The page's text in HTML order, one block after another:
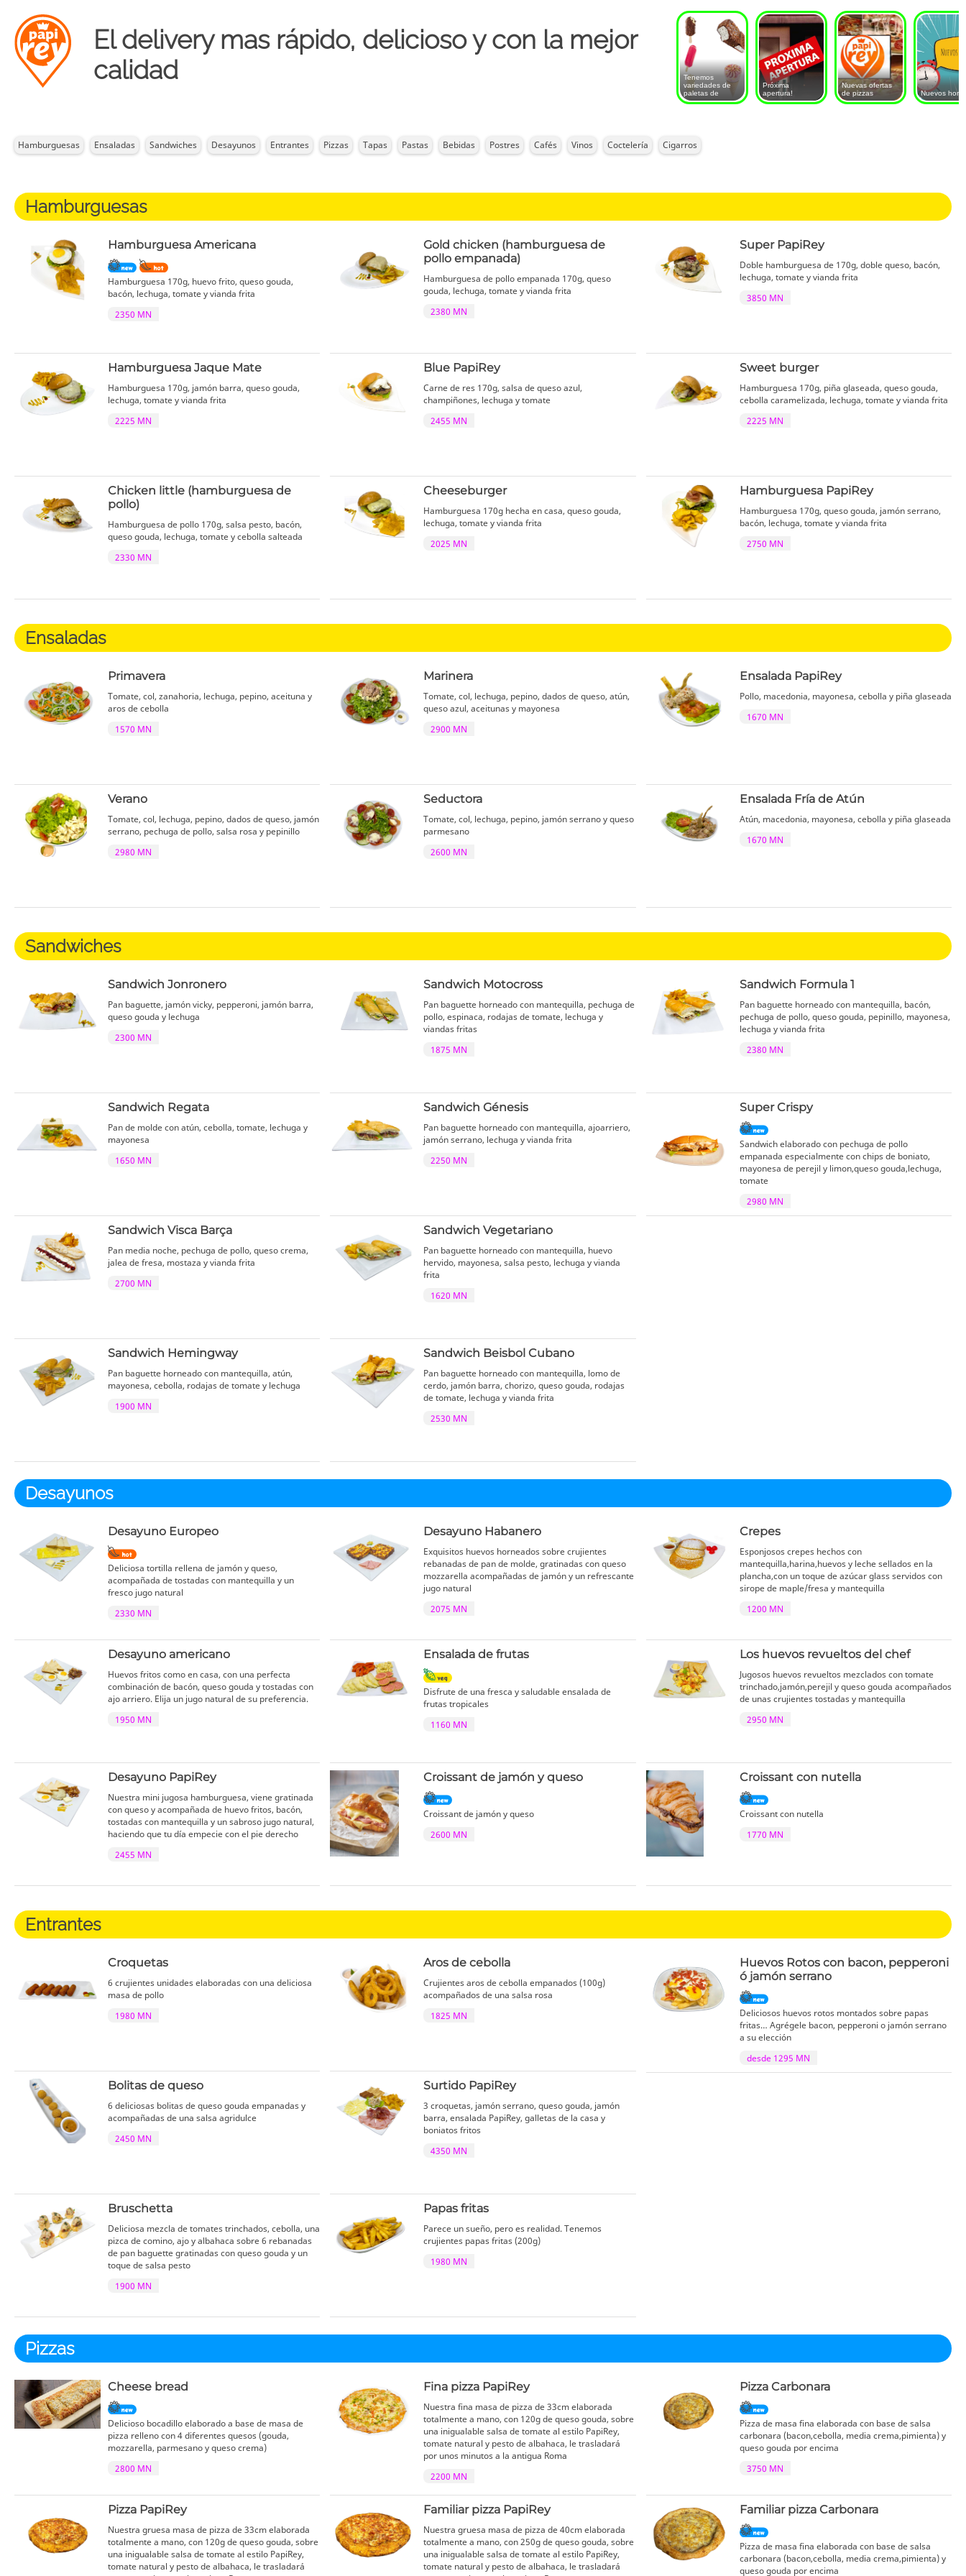
Tenemos
variedades de
paletas de
Próxima
apertura!
Nuevas ofertas
de pizzas
Nuevos
El delivery mas rápido, delicioso y con la mejor
calidad
Hamburguesas Ensaladas Sandwiches Desayunos Entrantes Pizzas Tapas Pastas Bebidas Postres Cafés Vinos Coctelería Cigarros
Hamburguesas
Hamburguesa Americana
Hamburguesa 170g, huevo frito, queso gouda,
bacón, lechuga, tomate y vianda frita
2350 MN
Hamburguesa Jaque Mate
Hamburguesa 170g, jamón barra, queso gouda,
lechuga, tomate y vianda frita
2225 MN
Chicken little (hamburguesa de
pollo)
Hamburguesa de pollo 170g, salsa pesto, bacón,
queso gouda, lechuga, tomate y cebolla salteada
2330 MN
Gold chicken (hamburguesa de
pollo empanada)
Hamburguesa de pollo empanada 170g, queso
gouda, lechuga, tomate y vianda frita
2380 MN
Blue PapiRey
Carne de res 170g, salsa de queso azul,
champiñones, lechuga y tomate
2455 MN
Cheeseburger
Hamburguesa 170g hecha en casa, queso gouda,
lechuga, tomate y vianda frita
2025 MN
Super PapiRey
Doble hamburguesa de 170g, doble queso, bacón,
lechuga, tomate y vianda frita
3850 MN
Sweet burger
Hamburguesa 170g, piña glaseada, queso gouda,
cebolla caramelizada, lechuga, tomate y vianda frita
2225 MN
Hamburguesa PapiRey
Hamburguesa 170g, queso gouda, jamón serrano,
bacón, lechuga, tomate y vianda frita
2750 MN
Ensaladas
Primavera
Tomate, col, zanahoria, lechuga, pepino, aceituna y
aros de cebolla
1570 MN
Verano
Tomate, col, lechuga, pepino, dados de queso, jamón
serrano, pechuga de pollo, salsa rosa y pepinillo
2980 MN
Marinera
Tomate, col, lechuga, pepino, dados de queso, atún,
queso azul, aceitunas y mayonesa
2900 MN
Seductora
Tomate, col, lechuga, pepino, jamón serrano y queso
parmesano
2600 MN
Ensalada PapiRey
Pollo, macedonia, mayonesa, cebolla y piña glaseada
1670 MN
Ensalada Fría de Atún
Atún, macedonia, mayonesa, cebolla y piña glaseada
1670 MN
Sandwiches
Sandwich Jonronero
Pan baguette, jamón vicky, pepperoni, jamón barra,
queso gouda y lechuga
2300 MN
Sandwich Regata
Pan de molde con atún, cebolla, tomate, lechuga y
mayonesa
1650 MN
Sandwich Visca Barça
Pan media noche, pechuga de pollo, queso crema,
jalea de fresa, mostaza y vianda frita
2700 MN
Sandwich Hemingway
Pan baguette horneado con mantequilla, atún,
mayonesa, cebolla, rodajas de tomate y lechuga
1900 MN
Sandwich Motocross
Pan baguette horneado con mantequilla, pechuga de
pollo, espinaca, rodajas de tomate, lechuga y
viandas fritas
1875 MN
Sandwich Génesis
Pan baguette horneado con mantequilla, ajoarriero,
jamón serrano, lechuga y vianda frita
2250 MN
Sandwich Vegetariano
Pan baguette horneado con mantequilla, huevo
hervido, mayonesa, salsa pesto, lechuga y vianda
frita
1620 MN
Sandwich Beisbol Cubano
Pan baguette horneado con mantequilla, lomo de
cerdo, jamón barra, chorizo, queso gouda, rodajas
de tomate, lechuga y vianda frita
2530 MN
Sandwich Formula 1
Pan baguette horneado con mantequilla, bacón,
pechuga de pollo, queso gouda, pepinillo, mayonesa,
lechuga y vianda frita
2380 MN
Super Crispy
Sandwich elaborado con pechuga de pollo
empanada especialmente con chips de boniato,
mayonesa de perejil y limon,queso gouda,lechuga,
tomate
2980 MN
Desayunos
Desayuno Europeo
Deliciosa tortilla rellena de jamón y queso,
acompañada de tostadas con mantequilla y un
fresco jugo natural
2330 MN
Desayuno americano
Huevos fritos como en casa, con una perfecta
combinación de bacón, queso gouda y tostadas con
ajo arriero. Elija un jugo natural de su preferencia.
1950 MN
Desayuno PapiRey
Nuestra mini jugosa hamburguesa, viene gratinada
con queso y acompañada de huevo fritos, bacón,
tostadas con mantequilla y un sabroso jugo natural,
haciendo que tu día empecie con el pie derecho
2455 MN
Desayuno Habanero
Exquisitos huevos horneados sobre crujientes
rebanadas de pan de molde, gratinadas con queso
mozzarella acompañadas de jamón y un refrescante
jugo natural
2075 MN
Ensalada de frutas
Disfrute de una fresca y saludable ensalada de
frutas tropicales
1160 MN
Croissant de jamón y queso
Croissant de jamón y queso
2600 MN
Crepes
Esponjosos crepes hechos con
mantequilla,harina,huevos y leche sellados en la
plancha,con un toque de azúcar glass servidos con
sirope de maple/fresa y mantequilla
1200 MN
Los huevos revueltos del chef
Jugosos huevos revueltos mezclados con tomate
trinchado,jamón,perejil y queso gouda acompañados
de unas crujientes tostadas y mantequilla
2950 MN
Croissant con nutella
Croissant con nutella
1770 MN
Entrantes
Croquetas
6 crujientes unidades elaboradas con una deliciosa
masa de pollo
1980 MN
Bolitas de queso
6 deliciosas bolitas de queso gouda empanadas y
acompañadas de una salsa agridulce
2450 MN
Bruschetta
Deliciosa mezcla de tomates trinchados, cebolla, una
pizca de comino, ajo y albahaca sobre 6 rebanadas
de pan baguette gratinadas con queso gouda y un
toque de salsa pesto
1900 MN
Aros de cebolla
Crujientes aros de cebolla empanados (100g)
acompañados de una salsa rosa
1825 MN
Surtido PapiRey
3 croquetas, jamón serrano, queso gouda, jamón
barra, ensalada PapiRey, galletas de la casa y
boniatos fritos
4350 MN
Papas fritas
Parece un sueño, pero es realidad. Tenemos
crujientes papas fritas (200g)
1980 MN
Huevos Rotos con bacon, pepperoni
ó jamón serrano
Deliciosos huevos rotos montados sobre papas
fritas… Agrégele bacon, pepperoni o jamón serrano
a su elección
desde 1295 MN
Pizzas
Cheese bread
Delicioso bocadillo elaborado a base de masa de
pizza relleno con 4 diferentes quesos (gouda,
mozzarella, parmesano y queso crema)
2800 MN
Pizza PapiRey
Nuestra gruesa masa de pizza de 33cm elaborada
totalmente a mano, con 120g de queso gouda, sobre
una inigualable salsa de tomate al estilo PapiRey,
tomate natural y pesto de albahaca, le trasladará
Fina pizza PapiRey
Nuestra fina masa de pizza de 33cm elaborada
totalmente a mano, con 120g de queso gouda, sobre
una inigualable salsa de tomate al estilo PapiRey,
tomate natural y pesto de albahaca, le trasladará
por unos minutos a la antigua Roma
2200 MN
Familiar pizza PapiRey
Nuestra gruesa masa de pizza de 40cm elaborada
totalmente a mano, con 250g de queso gouda, sobre
una inigualable salsa de tomate al estilo PapiRey,
tomate natural y pesto de albahaca, le trasladará
Pizza Carbonara
Pizza de masa fina elaborada con base de salsa
carbonara (bacon,cebolla, media crema,pimienta) y
queso gouda por encima
3750 MN
Familiar pizza Carbonara
Pizza de masa fina elaborada con base de salsa
carbonara (bacon,cebolla, media crema,pimienta) y
queso gouda por encima